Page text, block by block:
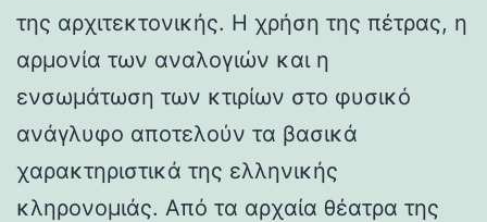
της αρχιτεκτονικής. Η χρήση της πέτρας, η
αρμονία των αναλογιών και η
ενσωμάτωση των κτιρίων στο φυσικό
ανάγλυφο αποτελούν τα βασικά
χαρακτηριστικά της ελληνικής
κληρονομιάς. Από τα αρχαία θέατρα της